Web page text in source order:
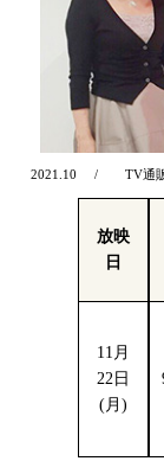
2021.10 TV通
放映
日
11月
22日
(月)